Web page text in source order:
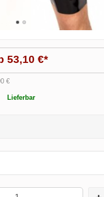
53,10 €*
€
Lieferbar